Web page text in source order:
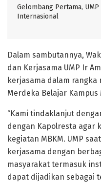
Gelombang Pertama, UMP
Internasional
Dalam sambutannya,
dan Kerjasama UMP Ir
kerjasama dalam
Merdeka Belajar Kampus
“Kami tindaklanjut
dengan Kapolresta agar
kegiatan MBKM. UMP
kerjasama dengan
masyarakat termasuk
dapat dijadikan sebagai